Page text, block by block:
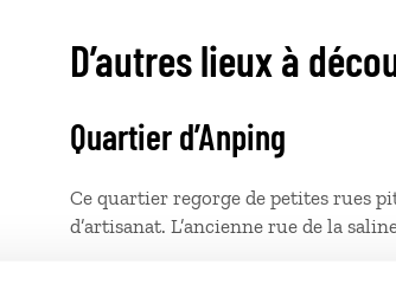
D’autres lieux à
Quartier d’Anping
Ce quartier regorge de petites rues
d’artisanat. L’ancienne rue de la